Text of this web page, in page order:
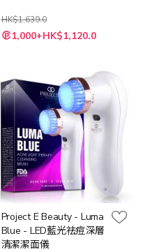
HK$1,639.0
特
殊 1,000+HK$1,120.0
Project E Beauty - Luma
Blue - LED藍光祛痘深層
清潔潔面儀